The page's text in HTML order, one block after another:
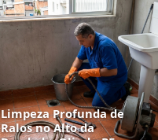
Limpeza Profunda de
Ralos no Alto da